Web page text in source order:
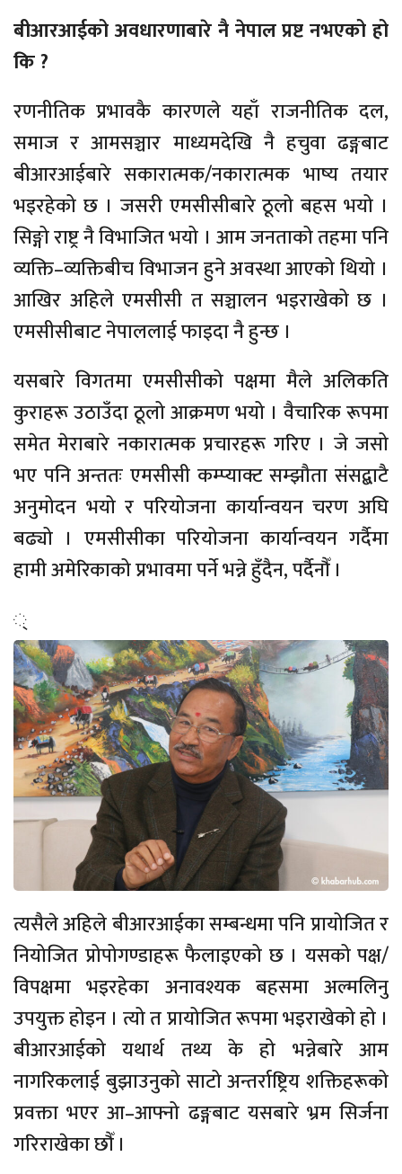
बीआरआईको अवधारणाबारे नै नेपाल प्रष्ट नभएको हो
कि ?
रणनीतिक प्रभावकै कारणले यहाँ राजनीतिक दल,
समाज र आमसञ्चार माध्यमदेखि नै हचुवा ढङ्गबाट
बीआरआईबारे सकारात्मक/नकारात्मक भाष्य तयार
भइरहेको छ । जसरी एमसीसीबारे ठूलो बहस भयो ।
सिङ्गो राष्ट्र नै विभाजित भयो । आम जनताको तहमा पनि
व्यक्ति–व्यक्तिबीच विभाजन हुने अवस्था आएको थियो ।
आखिर अहिले एमसीसी त सञ्चालन भइराखेको छ ।
एमसीसीबाट नेपाललाई फाइदा नै हुन्छ ।
यसबारे विगतमा एमसीसीको पक्षमा मैले अलिकति
कुराहरू उठाउँदा ठूलो आक्रमण भयो । वैचारिक रूपमा
समेत मेराबारे नकारात्मक प्रचारहरू गरिए । जे जसो
भए पनि अन्ततः एमसीसी कम्प्याक्ट सम्झौता संसद्बाटै
अनुमोदन भयो र परियोजना कार्यान्वयन चरण अघि
बढ्यो । एमसीसीका परियोजना कार्यान्वयन गर्दैमा
हामी अमेरिकाको प्रभावमा पर्ने भन्ने हुँदैन, पर्दैनौँ ।
्
त्यसैले अहिले बीआरआईका सम्बन्धमा पनि प्रायोजित र
नियोजित प्रोपोगण्डाहरू फैलाइएको छ । यसको पक्ष/
विपक्षमा भइरहेका अनावश्यक बहसमा अल्मलिनु
उपयुक्त होइन । त्यो त प्रायोजित रूपमा भइराखेको हो ।
बीआरआईको यथार्थ तथ्य के हो भन्नेबारे आम
नागरिकलाई बुझाउनुको साटो अन्तर्राष्ट्रिय शक्तिहरूको
प्रवक्ता भएर आ–आफ्नो ढङ्गबाट यसबारे भ्रम सिर्जना
गरिराखेका छौँ ।